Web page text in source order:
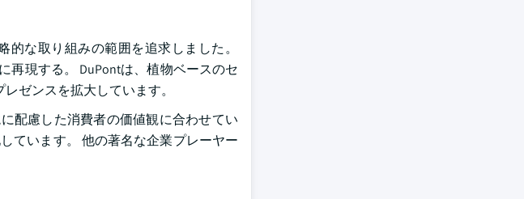
な取り組みの範囲を追求しました。
再現する。 DuPontは、植物ベースのセ
ゼンスを拡大しています。
配慮した消費者の価値観に合わせてい
ています。 他の著名な企業プレーヤー